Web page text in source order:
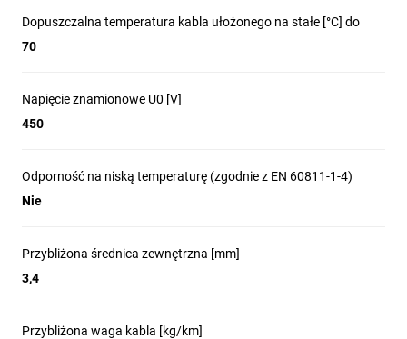
Dopuszczalna temperatura kabla ułożonego na stałe [°C] do
70
Napięcie znamionowe U0 [V]
450
Odporność na niską temperaturę (zgodnie z EN 60811-1-4)
Nie
Przybliżona średnica zewnętrzna [mm]
3,4
Przybliżona waga kabla [kg/km]